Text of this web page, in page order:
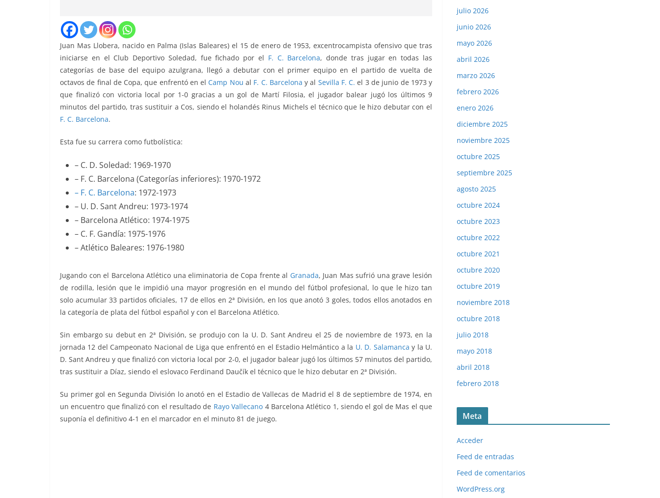
Juan Mas Llobera, nacido en Palma (Islas Baleares) el 15 de enero de 1953, excentrocampista ofensivo que tras
iniciarse en el Club Deportivo Soledad, fue fichado por el F. C. Barcelona, donde tras jugar en todas las
categorías de base del equipo azulgrana, llegó a debutar con el primer equipo en el partido de vuelta de
octavos de final de Copa, que enfrentó en el Camp Nou al F. C. Barcelona y al Sevilla F. C. el 3 de junio de 1973 y
que finalizó con victoria local por 1-0 gracias a un gol de Martí Filosia, el jugador balear jugó los últimos 9
minutos del partido, tras sustituir a Cos, siendo el holandés Rinus Michels el técnico que le hizo debutar con el
F. C. Barcelona.
Esta fue su carrera como futbolística:
– C. D. Soledad: 1969-1970
– F. C. Barcelona (Categorías inferiores): 1970-1972
– F. C. Barcelona: 1972-1973
– U. D. Sant Andreu: 1973-1974
– Barcelona Atlético: 1974-1975
– C. F. Gandía: 1975-1976
– Atlético Baleares: 1976-1980
Jugando con el Barcelona Atlético una eliminatoria de Copa frente al Granada, Juan Mas sufrió una grave lesión
de rodilla, lesión que le impidió una mayor progresión en el mundo del fútbol profesional, lo que le hizo tan
solo acumular 33 partidos oficiales, 17 de ellos en 2ª División, en los que anotó 3 goles, todos ellos anotados en
la categoría de plata del fútbol español y con el Barcelona Atlético.
Sin embargo su debut en 2ª División, se produjo con la U. D. Sant Andreu el 25 de noviembre de 1973, en la
jornada 12 del Campeonato Nacional de Liga que enfrentó en el Estadio Helmántico a la U. D. Salamanca y la U.
D. Sant Andreu y que finalizó con victoria local por 2-0, el jugador balear jugó los últimos 57 minutos del partido,
tras sustituir a Díaz, siendo el eslovaco Ferdinand Daučík el técnico que le hizo debutar en 2ª División.
Su primer gol en Segunda División lo anotó en el Estadio de Vallecas de Madrid el 8 de septiembre de 1974, en
un encuentro que finalizó con el resultado de Rayo Vallecano 4 Barcelona Atlético 1, siendo el gol de Mas el que
suponía el definitivo 4-1 en el marcador en el minuto 81 de juego.
Juan Mas (F.C. Barcelona). 📸: Cromo-Montaje de
julio 2026
junio 2026
mayo 2026
abril 2026
marzo 2026
febrero 2026
enero 2026
diciembre 2025
noviembre 2025
octubre 2025
septiembre 2025
agosto 2025
octubre 2024
octubre 2023
octubre 2022
octubre 2021
octubre 2020
octubre 2019
noviembre 2018
octubre 2018
julio 2018
mayo 2018
abril 2018
febrero 2018
Meta
Acceder
Feed de entradas
Feed de comentarios
WordPress.org